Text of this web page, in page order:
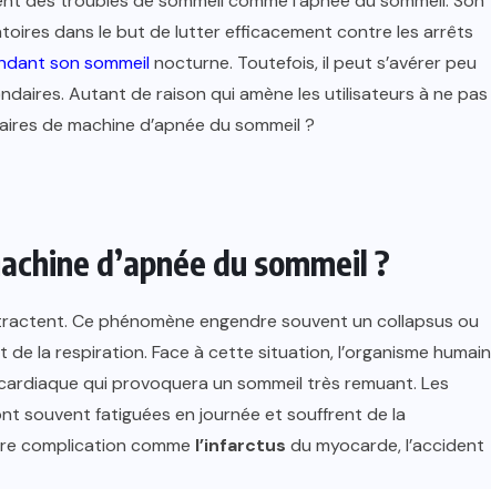
dans le but de lutter efficacement contre les arrêts
son sommeilnocturne. Toutefois, il peut s’avérer peu
Autant de raison qui amène les utilisateurs à ne pas
de machine d’apnée du sommeil ?
d’apnée du sommeil ?
Ce phénomène engendre souvent un collapsus ou
la respiration. Face à cette situation, l’organisme humain
qui provoquera un sommeil très remuant. Les
souvent fatiguées en journée et souffrent de la
complication comme l’infarctus du myocarde, l’accident